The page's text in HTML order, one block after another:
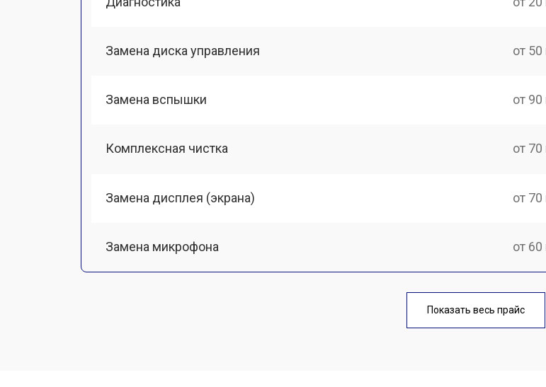
Замена диска управления от
Замена вспышки от
Комплексная чистка от
Замена дисплея (экрана) от
Замена микрофона от
от 70
Показать весь прайс